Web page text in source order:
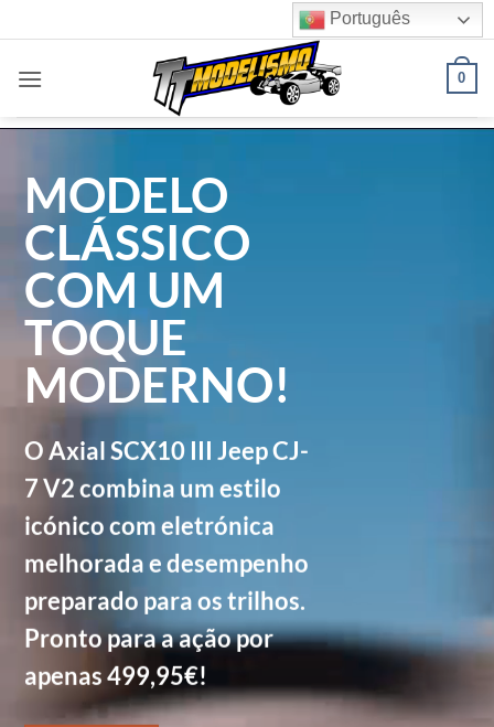
to
content
Português
0
MODELO
CLÁSSICO
COM UM
TOQUE
MODERNO!
O Axial SCX10 III Jeep CJ-
7 V2 combina um estilo
icónico com eletrónica
melhorada e desempenho
preparado para os trilhos.
Pronto para a ação por
apenas 499,95€!